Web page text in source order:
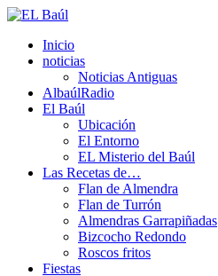
Inicio
noticias
Noticias Antiguas
AlbaúlRadio
El Baúl
Ubicación
El Entorno
EL Misterio del Baúl
Las Recetas de…
Flan de Almendra
Flan de Turrón
Almendras Garrapiñadas
Bizcocho Redondo
Roscos fritos
Fiestas